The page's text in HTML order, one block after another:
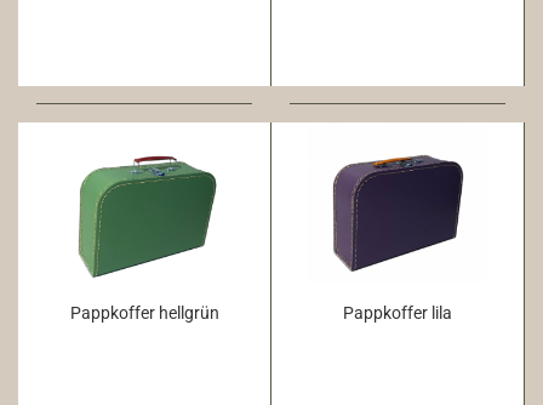
Pappkoffer hellgrün Pappkoffer lila